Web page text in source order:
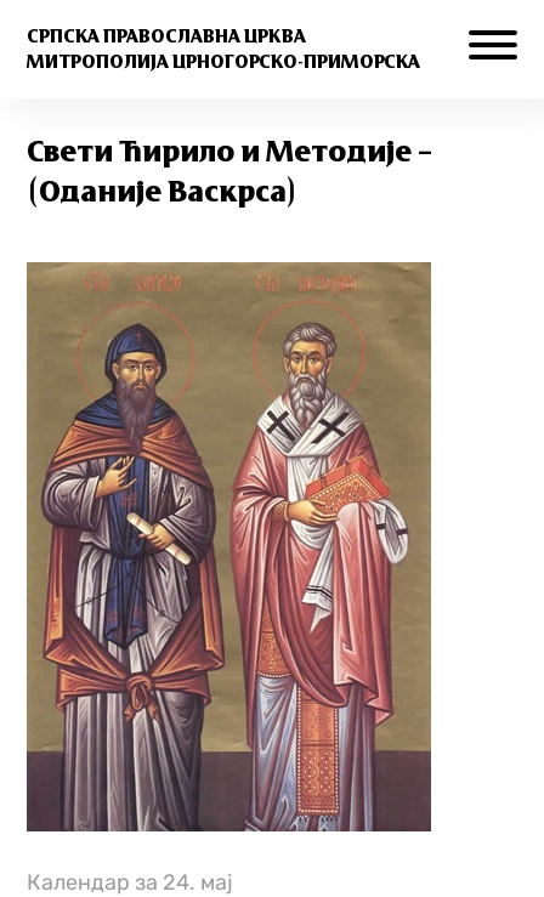
СРПСКА ПРАВОСЛАВНА ЦРКВА
МИТРОПОЛИЈА ЦРНОГОРСКО-ПРИМОРСКА
Свети Ћирило и Методије –
(Оданије Васкрса)
Календар за 24. мај